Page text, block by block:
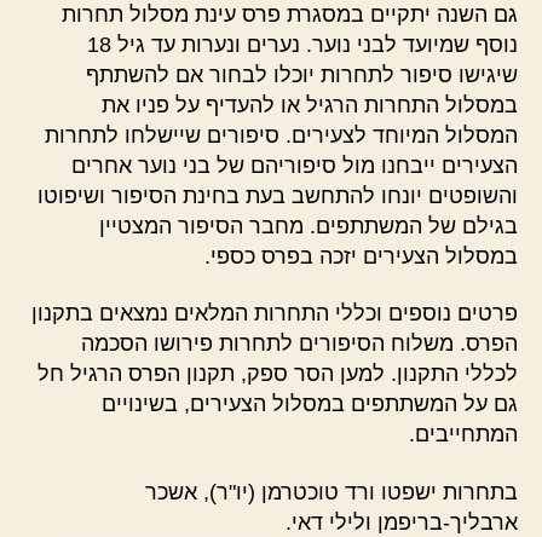
גם השנה יתקיים במסגרת פרס עינת מסלול תחרות
נוסף שמיועד לבני נוער. נערים ונערות עד גיל 18
שיגישו סיפור לתחרות יוכלו לבחור אם להשתתף
במסלול התחרות הרגיל או להעדיף על פניו את
המסלול המיוחד לצעירים. סיפורים שיישלחו לתחרות
הצעירים ייבחנו מול סיפוריהם של בני נוער אחרים
והשופטים יונחו להתחשב בעת בחינת הסיפור ושיפוטו
בגילם של המשתתפים. מחבר הסיפור המצטיין
במסלול הצעירים יזכה בפרס כספי.
פרטים נוספים וכללי התחרות המלאים נמצאים בתקנון
הפרס. משלוח הסיפורים לתחרות פירושו הסכמה
לכללי התקנון. למען הסר ספק, תקנון הפרס הרגיל חל
גם על המשתתפים במסלול הצעירים, בשינויים
המתחייבים.
בתחרות ישפטו ורד טוכטרמן (יו"ר), אשכר
ארבליך-בריפמן ולילי דאי.